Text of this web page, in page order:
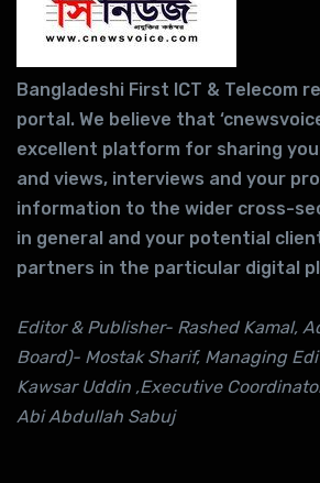
Bangladeshi First ICT & Telecom
portal. We believe that
excellent platform for sharing
and views, interviews and your
information to the wider cross-
in general and your potential
partners in the particular digital
Editor & Publisher- Rashed Kamal,
Board)- Mostak Sharif, Managing
Kawsar Uddin ,Executive
Abi Abdullah Sabuj